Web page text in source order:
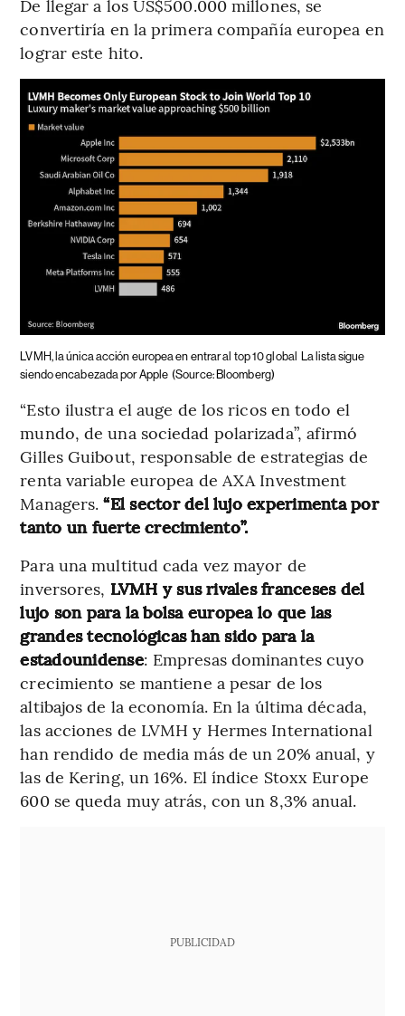
De llegar a los US$500.000 millones, se
convertiría en la primera compañía europea en
lograr este hito.
LVMH, la única acción europea en entrar al top 10 global La lista sigue
siendo encabezada por Apple (Source: Bloomberg)
“Esto ilustra el auge de los ricos en todo el
mundo, de una sociedad polarizada”, afirmó
Gilles Guibout, responsable de estrategias de
renta variable europea de AXA Investment
Managers.“El sector del lujo experimenta por
tanto un fuerte crecimiento”.
Para una multitud cada vez mayor de
inversores, LVMH y sus rivales franceses del
lujo son para la bolsa europea lo que las
grandes tecnológicas han sido para la
estadounidense: Empresas dominantes cuyo
crecimiento se mantiene a pesar de los
altibajos de la economía. En la última década,
las acciones de LVMH y Hermes International
han rendido de media más de un 20% anual, y
las de Kering, un 16%. El índice Stoxx Europe
600 se queda muy atrás, con un 8,3% anual.
PUBLICIDAD